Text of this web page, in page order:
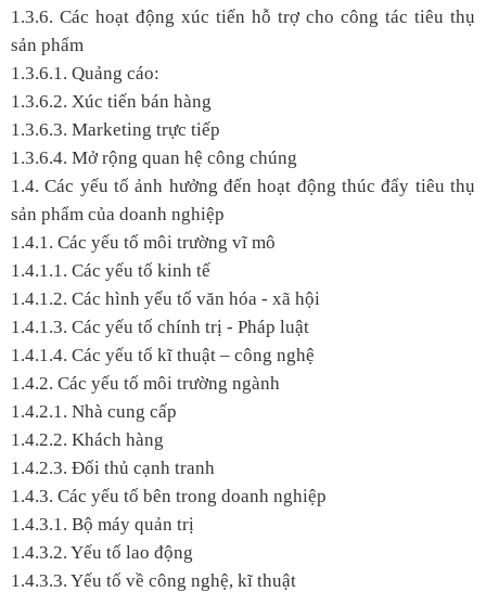
1.3.6. Các hoạt động xúc tiến hỗ trợ cho công tác tiêu thụ
sản phẩm
1.3.6.1. Quảng cáo:
1.3.6.2. Xúc tiến bán hàng
1.3.6.3. Marketing trực tiếp
1.3.6.4. Mở rộng quan hệ công chúng
1.4. Các yếu tố ảnh hưởng đến hoạt động thúc đẩy tiêu thụ
sản phẩm của doanh nghiệp
1.4.1. Các yếu tố môi trường vĩ mô
1.4.1.1. Các yếu tố kinh tế
1.4.1.2. Các hình yếu tố văn hóa - xã hội
1.4.1.3. Các yếu tố chính trị - Pháp luật
1.4.1.4. Các yếu tố kĩ thuật – công nghệ
1.4.2. Các yếu tố môi trường ngành
1.4.2.1. Nhà cung cấp
1.4.2.2. Khách hàng
1.4.2.3. Đối thủ cạnh tranh
1.4.3. Các yếu tố bên trong doanh nghiệp
1.4.3.1. Bộ máy quản trị
1.4.3.2. Yếu tố lao động
1.4.3.3. Yếu tố về công nghệ, kĩ thuật